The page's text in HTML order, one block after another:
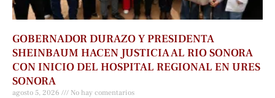
GOBERNADOR DURAZO Y PRESIDENTA
SHEINBAUM HACEN JUSTICIA AL RIO SONORA
CON INICIO DEL HOSPITAL REGIONAL EN URES
SONORA
agosto 5, 2026 No hay comentarios